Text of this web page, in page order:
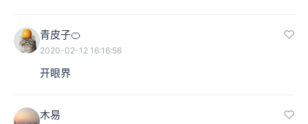
青皮子🍊
2020-02-12 16:16:56
开眼界
木易